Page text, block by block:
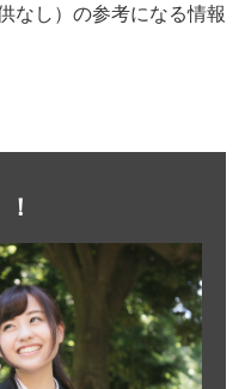
なし）の参考になる情報